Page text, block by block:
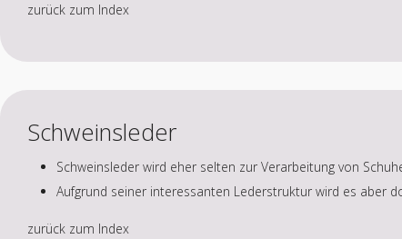
zurück zum Index
Schweinsleder
Schweinsleder wird eher selten zur Verarbeitung von
Aufgrund seiner interessanten Lederstruktur wird es aber
zurück zum Index